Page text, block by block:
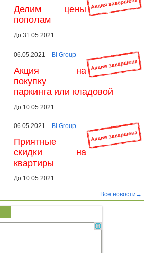
Делим цены
пополам
До 31.05.2021
06.05.2021 BI Group
Акция на
покупку
паркинга или кладовой
До 10.05.2021
06.05.2021 BI Group
Приятные
скидки на
квартиры
До 10.05.2021
Все новости→